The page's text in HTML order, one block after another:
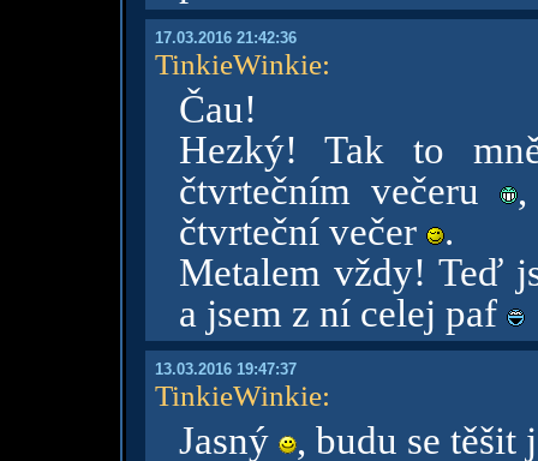
17.03.2016 21:42:36
TinkieWinkie:
Čau!
Hezký! Tak to
čtvrtečním večeru
čtvrteční večer
.
Metalem vždy! Teď
a jsem z ní celej paf
13.03.2016 19:47:37
TinkieWinkie:
Jasný
, budu se